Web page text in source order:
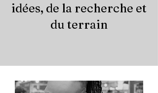
idées, de la recherche et
du terrain